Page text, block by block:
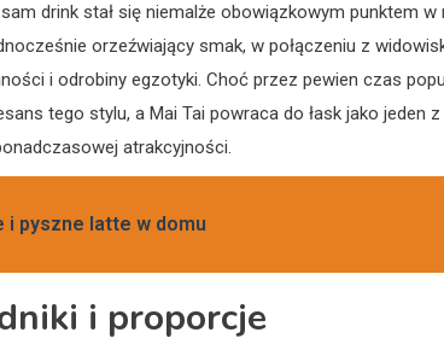
drink stał się niemalże obowiązkowym punktem
orzeźwiający smak, w połączeniu z
i odrobiny egzotyki. Choć przez pewien czas
tego stylu, a Mai Tai powraca do łask jako jeden
atrakcyjności.
i pyszne latte w domu
i proporcje